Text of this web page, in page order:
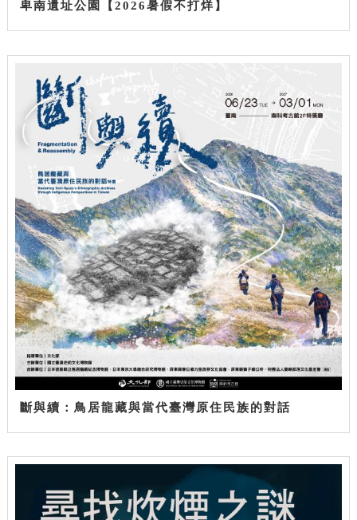
卑南遺址公園【2026暑假不打烊】
斷與續：鳥居龍藏與當代臺灣原住民族的對話